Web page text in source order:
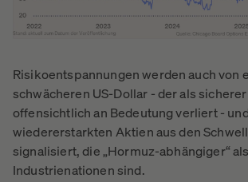
Risikoentspannungen werden auch von
schwächeren US-Dollar - der als
offensichtlich an Bedeutung verliert -
wiedererstarkten Aktien aus den
signalisiert, die „Hormuz-abhängiger“
Industrienationen sind.